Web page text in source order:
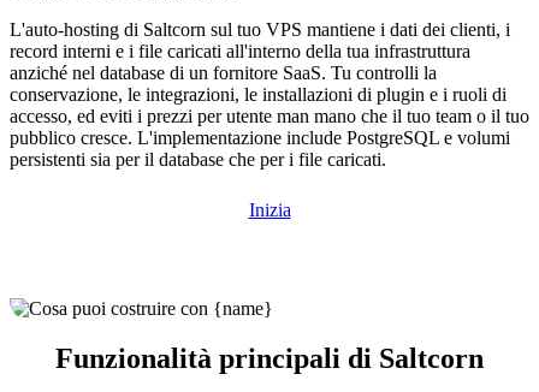
L'auto-hosting di Saltcorn sul tuo VPS mantiene i dati dei clienti, i
record interni e i file caricati all'interno della tua infrastruttura
anziché nel database di un fornitore SaaS. Tu controlli la
conservazione, le integrazioni, le installazioni di plugin e i ruoli di
accesso, ed eviti i prezzi per utente man mano che il tuo team o il tuo
pubblico cresce. L'implementazione include PostgreSQL e volumi
persistenti sia per il database che per i file caricati.
Inizia
Funzionalità principali di Saltcorn